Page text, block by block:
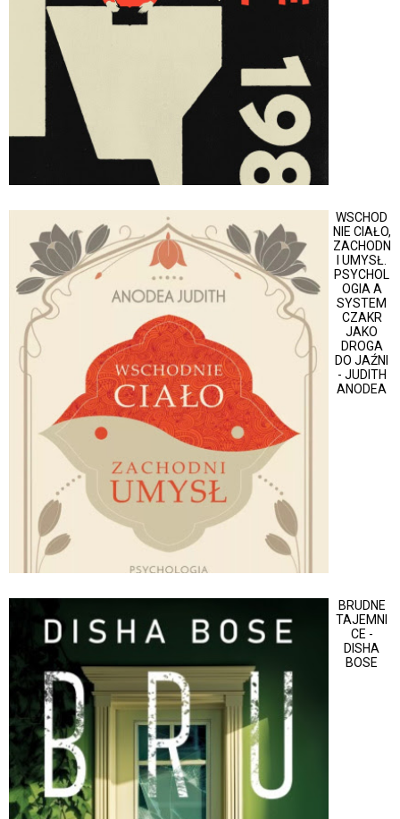
WSCHOD
NIE CIAŁO,
ZACHODN
I UMYSŁ.
PSYCHOL
OGIA A
SYSTEM
CZAKR
JAKO
DROGA
DO JAŹNI
- JUDITH
ANODEA
BRUDNE
TAJEMNI
CE -
DISHA
BOSE